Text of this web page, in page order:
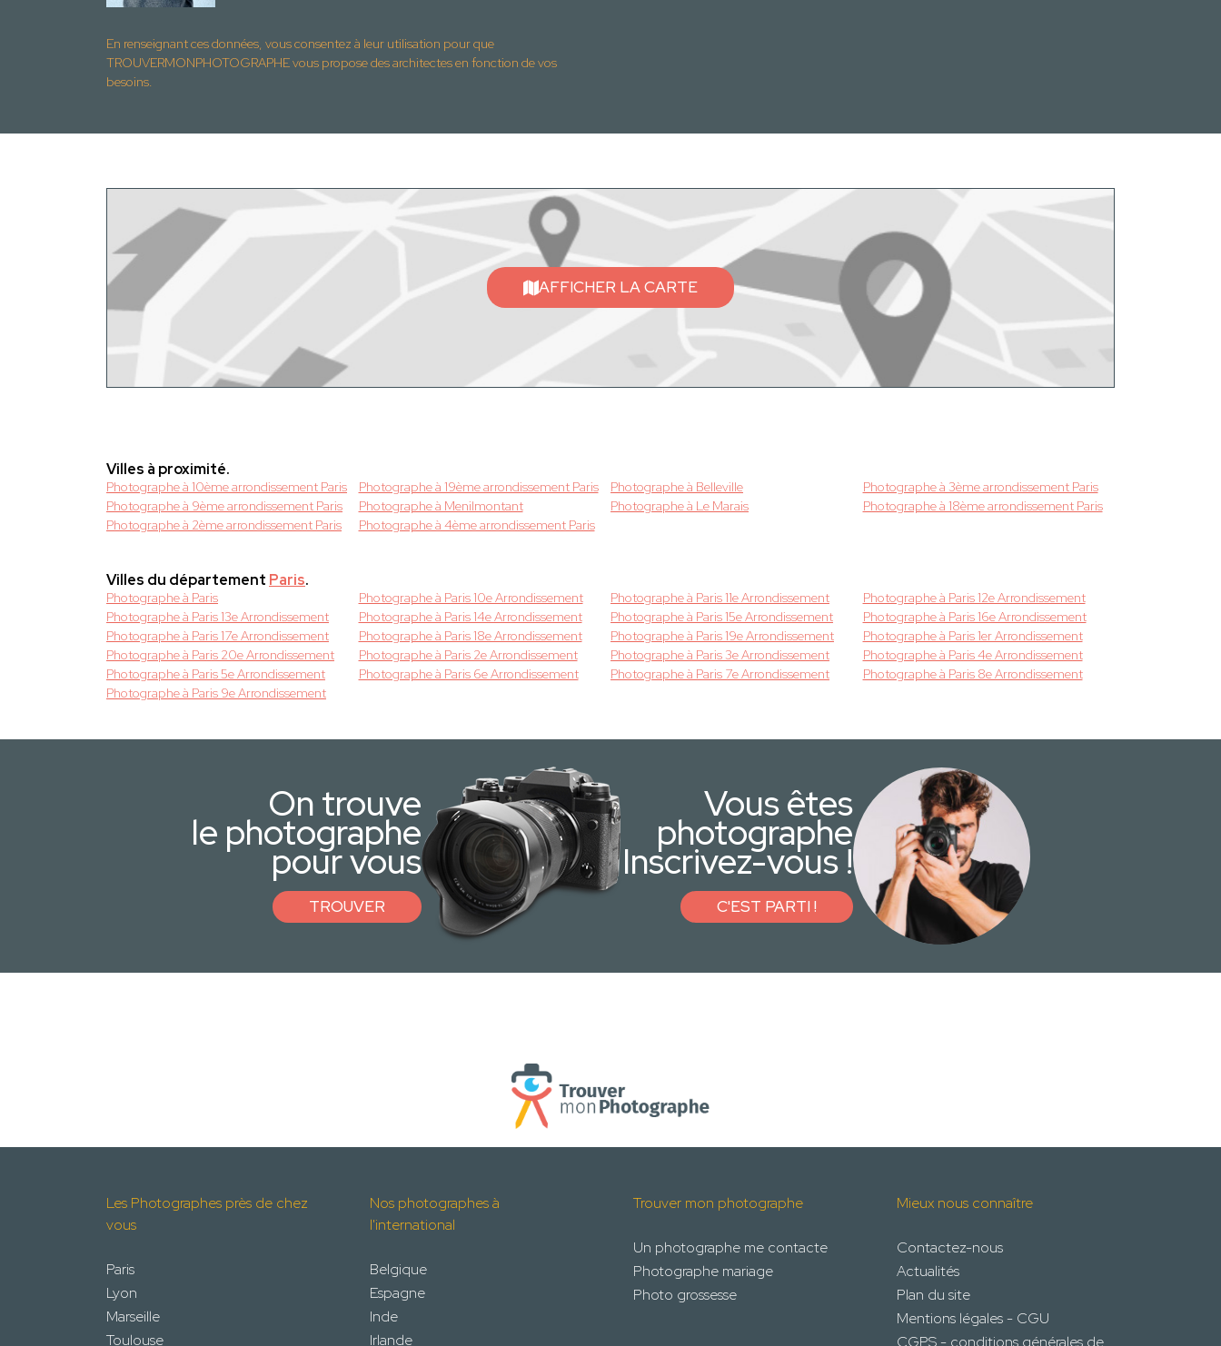
En renseignant ces données, vous consentez à leur utilisation pour que
TROUVERMONPHOTOGRAPHE vous propose des architectes en fonction de vos
besoins.
AFFICHER LA CARTE
Villes à proximité.
Photographe à 10ème arrondissement Paris Photographe à 19ème arrondissement Paris Photographe à Belleville
Photographe à 3ème arrondissement Paris
Photographe à 9ème arrondissement Paris
Photographe à Menilmontant Photographe à Le Marais
Photographe à 18ème arrondissement Paris
Photographe à 2ème arrondissement Paris
Photographe à 4ème arrondissement Paris
Villes du département Paris.
Photographe à Paris Photographe à Paris 10e Arrondissement Photographe à Paris 11e Arrondissement
Photographe à Paris 12e Arrondissement
Photographe à Paris 13e Arrondissement
Photographe à Paris 14e Arrondissement Photographe à Paris 15e Arrondissement
Photographe à Paris 16e Arrondissement
Photographe à Paris 17e Arrondissement
Photographe à Paris 18e Arrondissement Photographe à Paris 19e Arrondissement
Photographe à Paris 1er Arrondissement
Photographe à Paris 20e Arrondissement
Photographe à Paris 2e Arrondissement Photographe à Paris 3e Arrondissement
Photographe à Paris 4e Arrondissement
Photographe à Paris 5e Arrondissement
Photographe à Paris 6e Arrondissement Photographe à Paris 7e Arrondissement
Photographe à Paris 8e Arrondissement
Photographe à Paris 9e Arrondissement
On trouve
le photographe
pour vous
TROUVER
Vous êtes
photographe
Inscrivez-vous !
C'EST PARTI !
Les Photographes près de chez
vous
Paris
Lyon
Marseille
Toulouse
Nos photographes à
l'international
Belgique
Espagne
Inde
Irlande
Trouver mon photographe
Un photographe me contacte
Photographe mariage
Photo grossesse
Mieux nous connaître
Contactez-nous
Actualités
Plan du site
Mentions légales - CGU